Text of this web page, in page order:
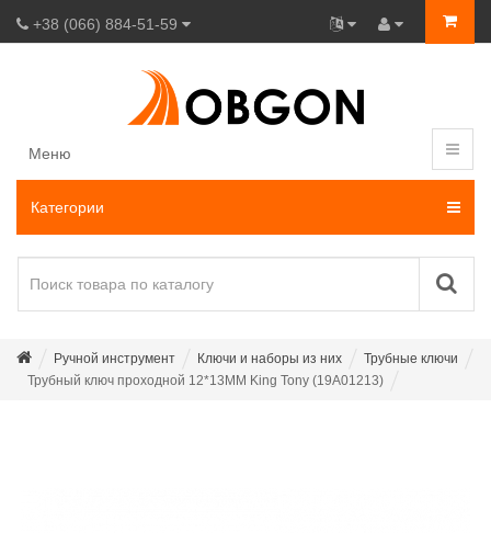
+38 (066) 884-51-59
Меню
Категории
Ручной инструмент Ключи и наборы из них
Трубные ключи
Трубный ключ проходной 12*13MM King Tony (19A01213)